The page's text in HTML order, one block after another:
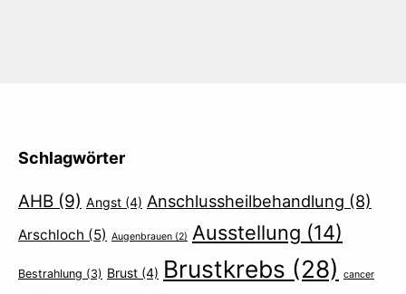
Schlagwörter
AHB (9) Angst (4) Anschlussheilbehandlung (8)
Arschloch (5) Augenbrauen (2) Ausstellung (14)
Bestrahlung (3) Brust (4) Brustkrebs (28) cancer